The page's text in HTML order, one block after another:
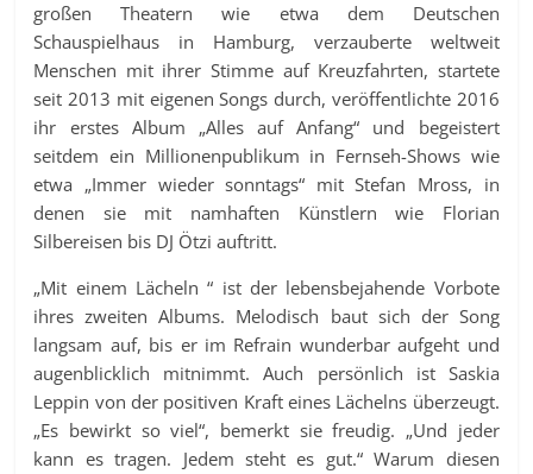
großen Theatern wie etwa dem Deutschen
Schauspielhaus in Hamburg, verzauberte weltweit
Menschen mit ihrer Stimme auf Kreuzfahrten, startete
seit 2013 mit eigenen Songs durch, veröffentlichte 2016
ihr erstes Album „Alles auf Anfang“ und begeistert
seitdem ein Millionenpublikum in Fernseh-Shows wie
etwa „Immer wieder sonntags“ mit Stefan Mross, in
denen sie mit namhaften Künstlern wie Florian
Silbereisen bis DJ Ötzi auftritt.
„Mit einem Lächeln “ ist der lebensbejahende Vorbote
ihres zweiten Albums. Melodisch baut sich der Song
langsam auf, bis er im Refrain wunderbar aufgeht und
augenblicklich mitnimmt. Auch persönlich ist Saskia
Leppin von der positiven Kraft eines Lächelns überzeugt.
„Es bewirkt so viel“, bemerkt sie freudig. „Und jeder
kann es tragen. Jedem steht es gut.“ Warum diesen